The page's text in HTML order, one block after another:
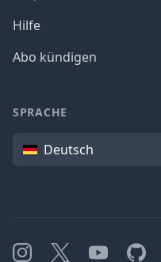
Hilfe
Abo kündigen
SPRACHE
SpracheDeutsch
Instagram
X YouTubeGitHub